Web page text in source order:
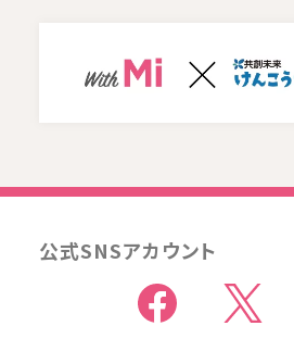
公式SNSアカウント